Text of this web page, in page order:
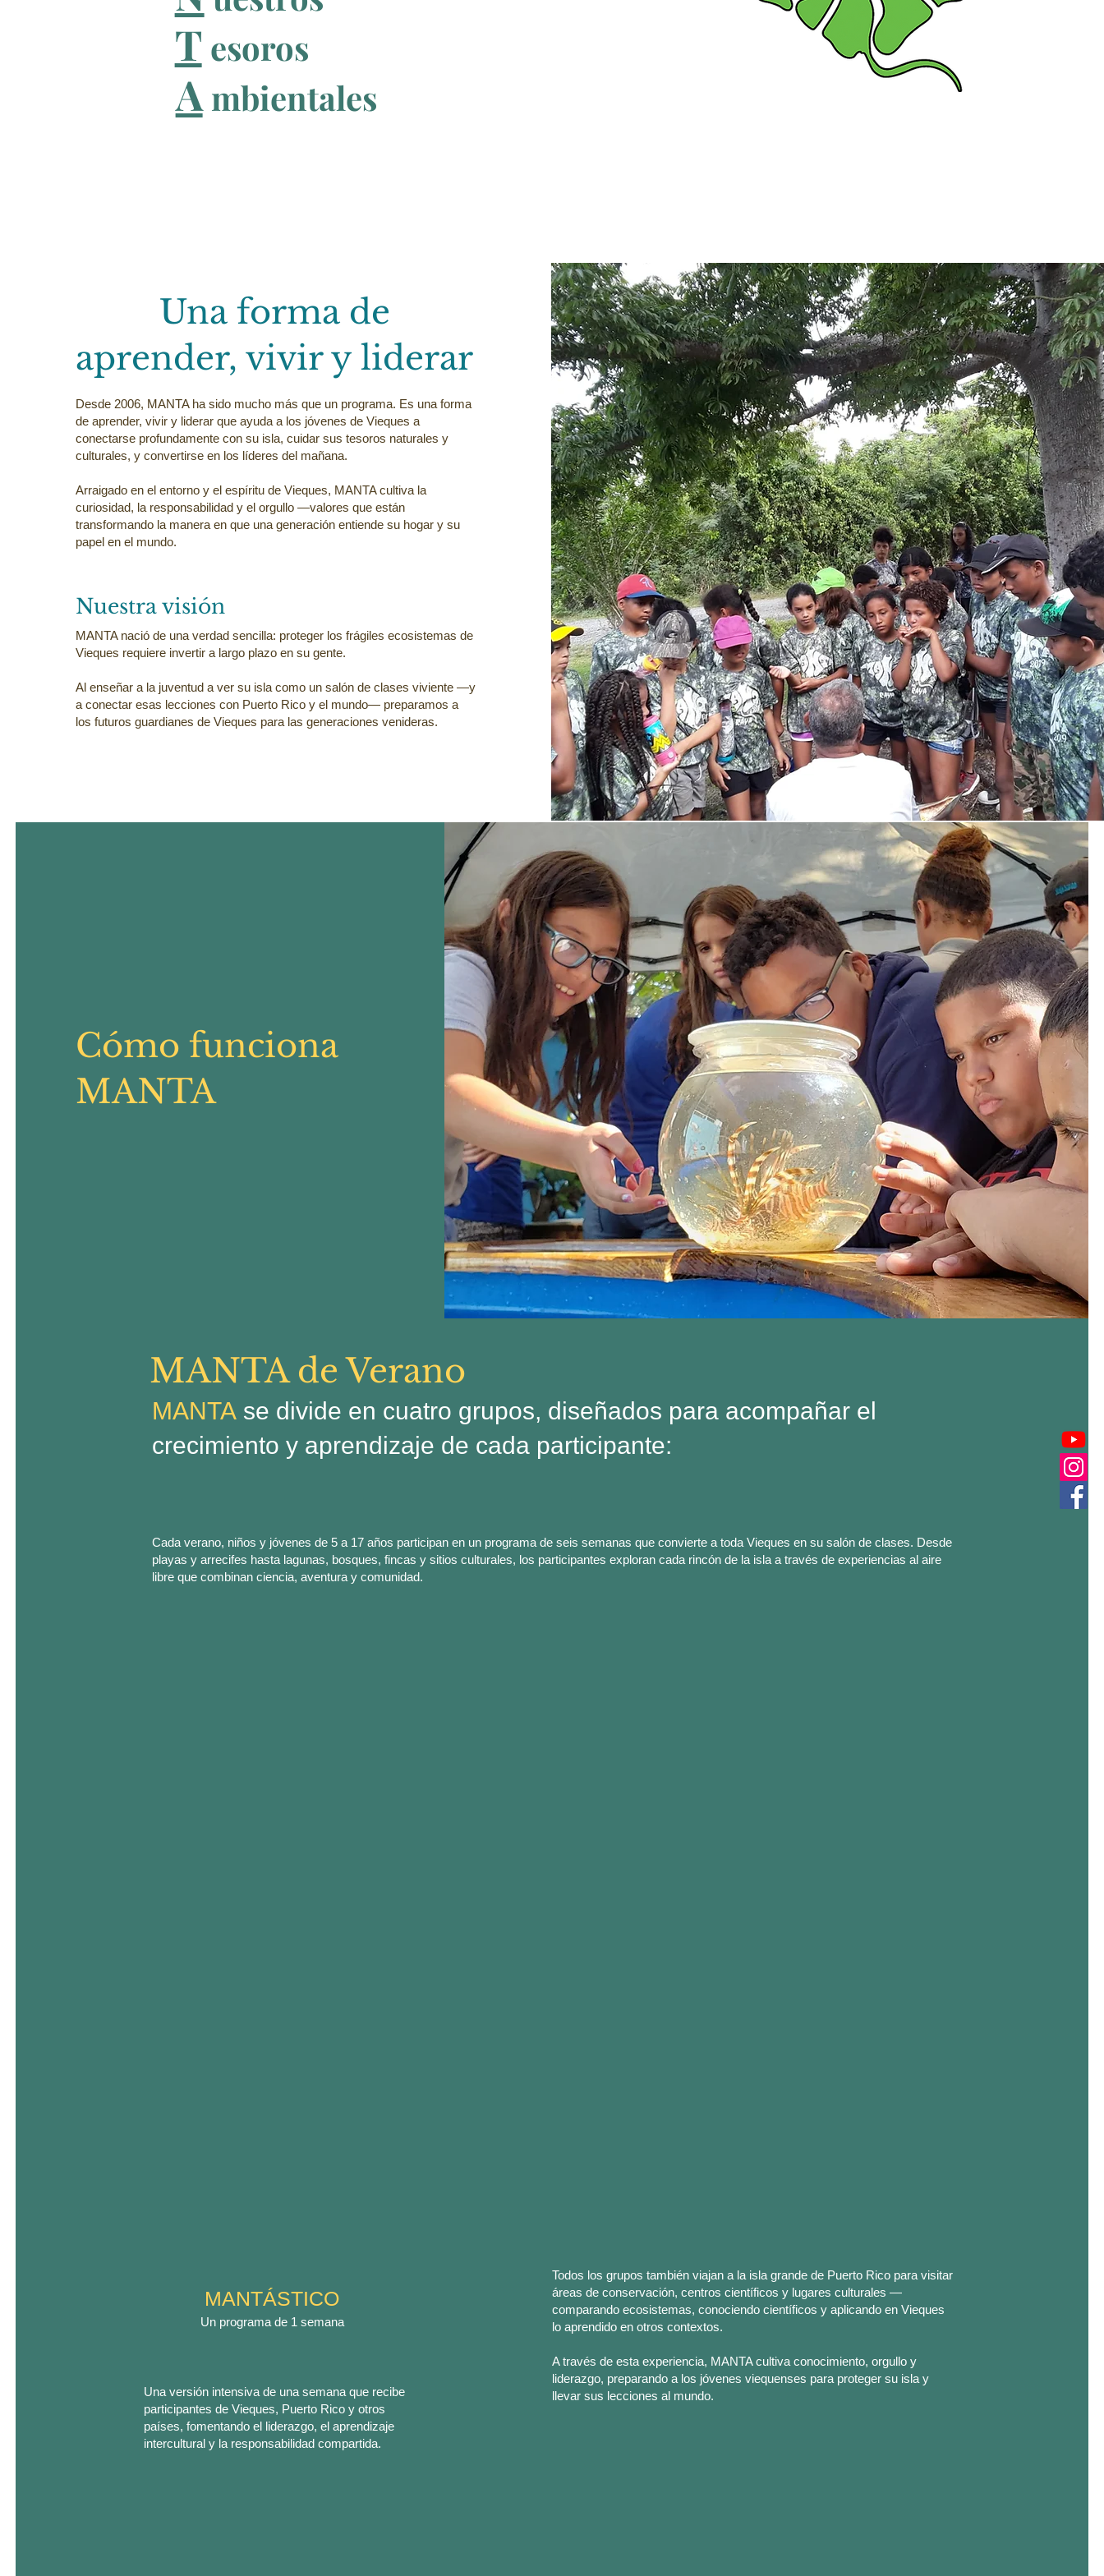
T esoros
A mbientales
Una forma de
aprender, vivir y liderar
Desde 2006, MANTA ha sido mucho más que un programa. Es una forma
de aprender, vivir y liderar que ayuda a los jóvenes de Vieques a
conectarse profundamente con su isla, cuidar sus tesoros naturales y
culturales, y convertirse en los líderes del mañana.
Arraigado en el entorno y el espíritu de Vieques, MANTA cultiva la
curiosidad, la responsabilidad y el orgullo —valores que están
transformando la manera en que una generación entiende su hogar y su
papel en el mundo.
Nuestra visión
MANTA nació de una verdad sencilla: proteger los frágiles ecosistemas de
Vieques requiere invertir a largo plazo en su gente.
Al enseñar a la juventud a ver su isla como un salón de clases viviente —y
a conectar esas lecciones con Puerto Rico y el mundo— preparamos a
los futuros guardianes de Vieques para las generaciones venideras.
Cómo funciona
MANTA
MANTA de Verano
MANTA se divide en cuatro grupos, diseñados para acompañar el
crecimiento y aprendizaje de cada participante:
Cada verano, niños y jóvenes de 5 a 17 años participan en un programa de seis semanas que convierte a toda Vieques en su salón de clases. Desde
playas y arrecifes hasta lagunas, bosques, fincas y sitios culturales, los participantes exploran cada rincón de la isla a través de experiencias al aire
libre que combinan ciencia, aventura y comunidad.
MANTÁSTICO
Un programa de 1 semana
Una versión intensiva de una semana que recibe
participantes de Vieques, Puerto Rico y otros
países, fomentando el liderazgo, el aprendizaje
intercultural y la responsabilidad compartida.
Todos los grupos también viajan a la isla grande de Puerto Rico para visitar
áreas de conservación, centros científicos y lugares culturales —
comparando ecosistemas, conociendo científicos y aplicando en Vieques
lo aprendido en otros contextos.
A través de esta experiencia, MANTA cultiva conocimiento, orgullo y
liderazgo, preparando a los jóvenes viequenses para proteger su isla y
llevar sus lecciones al mundo.